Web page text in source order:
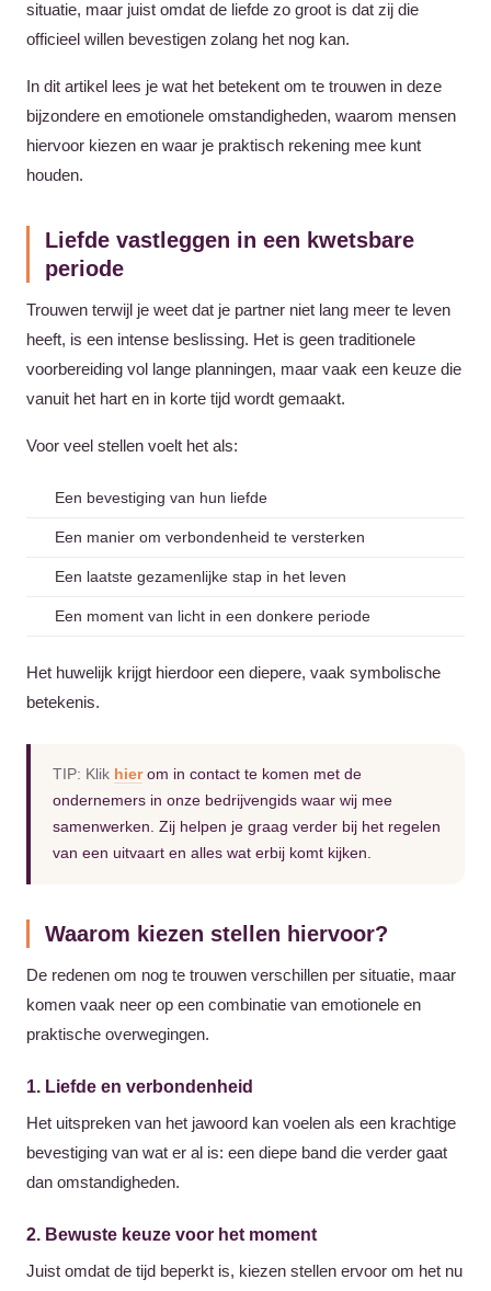
situatie, maar juist omdat de liefde zo groot is dat zij die
officieel willen bevestigen zolang het nog kan.
In dit artikel lees je wat het betekent om te trouwen in deze
bijzondere en emotionele omstandigheden, waarom mensen
hiervoor kiezen en waar je praktisch rekening mee kunt
houden.
Liefde vastleggen in een kwetsbare
periode
Trouwen terwijl je weet dat je partner niet lang meer te leven
heeft, is een intense beslissing. Het is geen traditionele
voorbereiding vol lange planningen, maar vaak een keuze die
vanuit het hart en in korte tijd wordt gemaakt.
Voor veel stellen voelt het als:
Een bevestiging van hun liefde
Een manier om verbondenheid te versterken
Een laatste gezamenlijke stap in het leven
Een moment van licht in een donkere periode
Het huwelijk krijgt hierdoor een diepere, vaak symbolische
betekenis.
TIP: Klik hierom in contact te komen met de
ondernemers in onze bedrijvengids waar wij mee
samenwerken. Zij helpen je graag verder bij het regelen
van een uitvaart en alles wat erbij komt kijken.
Waarom kiezen stellen hiervoor?
De redenen om nog te trouwen verschillen per situatie, maar
komen vaak neer op een combinatie van emotionele en
praktische overwegingen.
1. Liefde en verbondenheid
Het uitspreken van het jawoord kan voelen als een krachtige
bevestiging van wat er al is: een diepe band die verder gaat
dan omstandigheden.
2. Bewuste keuze voor het moment
Juist omdat de tijd beperkt is, kiezen stellen ervoor om het nu